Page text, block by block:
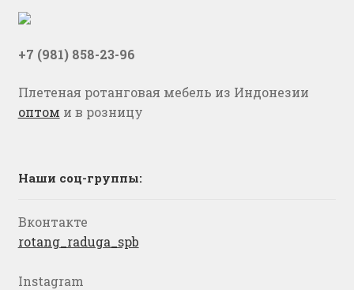
+7 (981) 858-23-96
Плетеная ротанговая мебель из Индонезии
оптом и в розницу
Наши соц-группы:
Вконтакте
rotang_raduga_spb
Instagram